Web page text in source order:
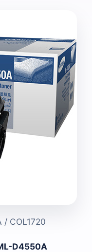
/ COL1720
D4550A